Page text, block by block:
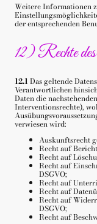
Weitere Informationen
der entsprechenden
12) Rechte
12.1Das geltende
Verantwortlichen
Daten die
Interventionsrechte),
verwiesen wird:
Auskunftsrecht
Recht auf
Recht auf
Recht auf
DSGVO;
Recht auf
Recht auf
Recht auf
DSGVO;
Recht auf